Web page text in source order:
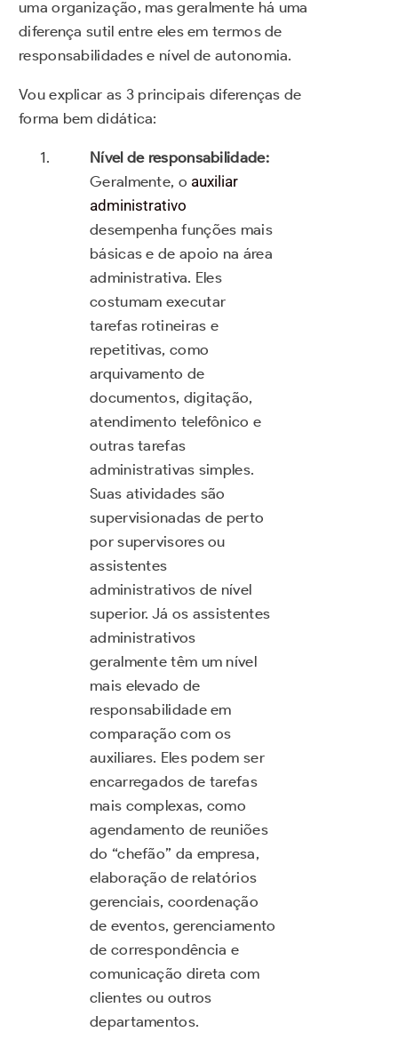
uma organização, mas geralmente há uma
diferença sutil entre eles em termos de
responsabilidades e nível de autonomia.
Vou explicar as 3 principais diferenças de
forma bem didática:
Nível de responsabilidade:
Geralmente, o auxiliar
administrativo
desempenha funções mais
básicas e de apoio na área
administrativa. Eles
costumam executar
tarefas rotineiras e
repetitivas, como
arquivamento de
documentos, digitação,
atendimento telefônico e
outras tarefas
administrativas simples.
Suas atividades são
supervisionadas de perto
por supervisores ou
assistentes
administrativos de nível
superior. Já os assistentes
administrativos
geralmente têm um nível
mais elevado de
responsabilidade em
comparação com os
auxiliares. Eles podem ser
encarregados de tarefas
mais complexas, como
agendamento de reuniões
do “chefão” da empresa,
elaboração de relatórios
gerenciais, coordenação
de eventos, gerenciamento
de correspondência e
comunicação direta com
clientes ou outros
departamentos.